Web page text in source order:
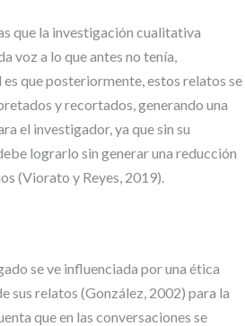
I
A
T
E
I
S
E
S
T
que la investigación cualitativa
voz a lo que antes no tenía,
que posteriormente, estos relatos se
y recortados, generando una
el investigador, ya que sin su
lograrlo sin generar una reducción
(Viorato y Reyes, 2019).
se ve influenciada por una ética
sus relatos (González, 2002) para la
que en las conversaciones se